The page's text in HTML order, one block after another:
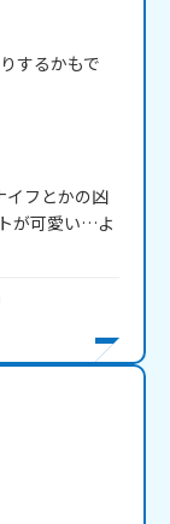
するかもで
イフとかの凶
が可愛い…よ